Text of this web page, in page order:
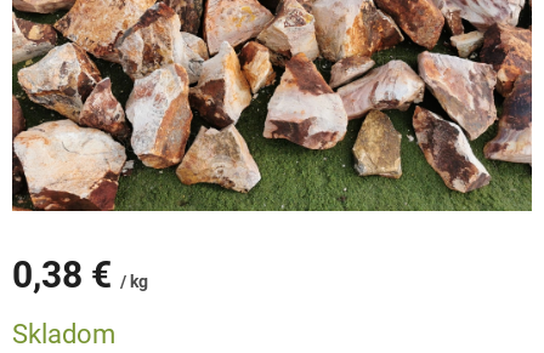
0,38 € / kg
cena:
Skladom